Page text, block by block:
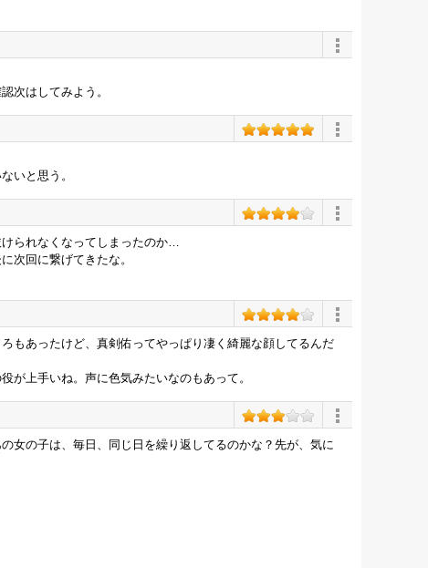
次はしてみよう。
いと思う。
られなくなってしまったのか…
次回に繋げてきたな。
もあったけど、真剣佑ってやっぱり凄く綺麗な顔してるんだ
が上手いね。声に色気みたいなのもあって。
女の子は、毎日、同じ日を繰り返してるのかな？先が、気に